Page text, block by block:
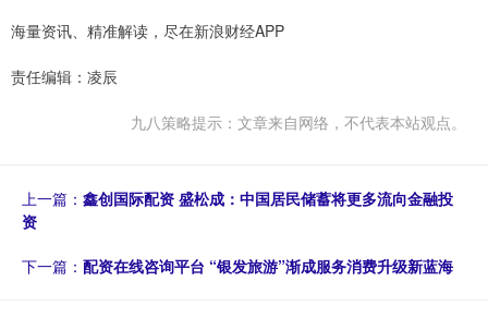
海量资讯、精准解读，尽在新浪财经APP
责任编辑：凌辰
九八策略提示：文章来自网络，不代表本站观点。
上一篇： 鑫创国际配资 盛松成：中国居民储蓄将更多流向金融投
资
下一篇： 配资在线咨询平台 “银发旅游”渐成服务消费升级新蓝海